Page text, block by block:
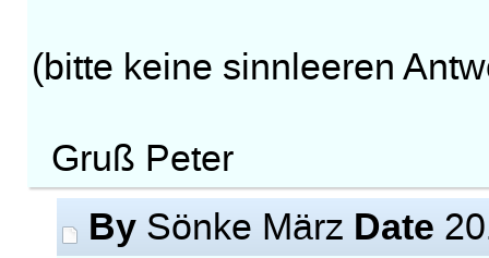
(bitte keine sinnleeren
Gruß Peter
By Sönke März Date